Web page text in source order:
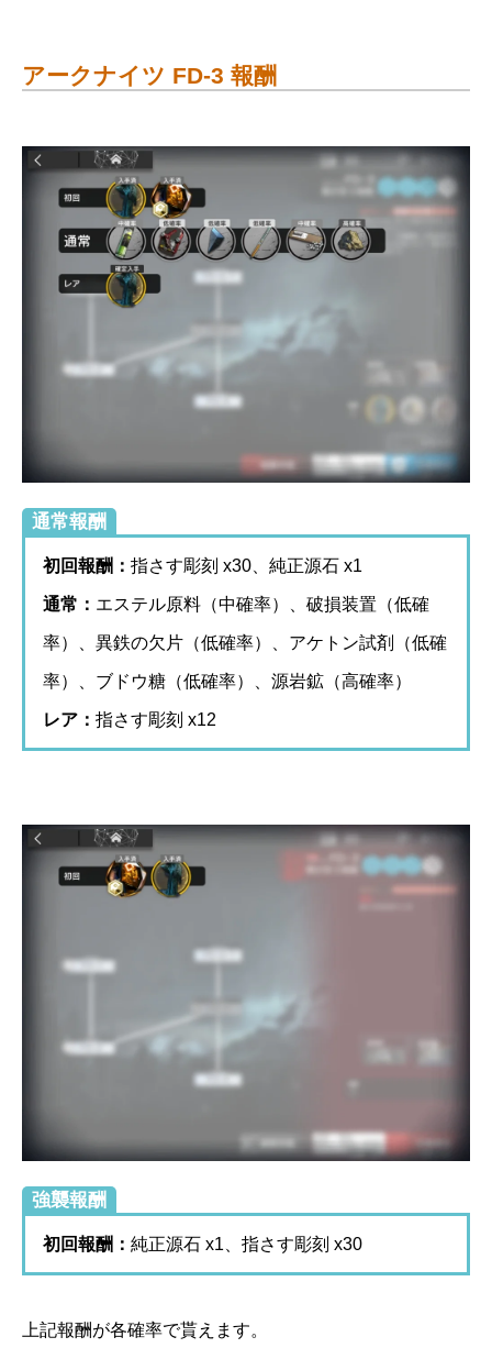
アークナイツ FD-3 報酬
通常報酬
初回報酬： 指さす彫刻 x30、純正源石 x1
通常： エステル原料（中確率）、破損装置（低確
率）、異鉄の欠片（低確率）、アケトン試剤（低確
率）、ブドウ糖（低確率）、源岩鉱（高確率）
レア： 指さす彫刻 x12
強襲報酬
初回報酬： 純正源石 x1、指さす彫刻 x30
上記報酬が各確率で貰えます。